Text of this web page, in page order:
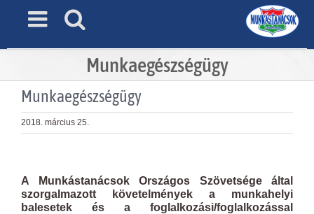
Munkaegészségügy
Munkaegészségügy
2018. március 25.
Image
A Munkástanácsok Országos Szövetsége által
szorgalmazott követelmények a munkahelyi
balesetek és a foglalkozási/foglalkozással